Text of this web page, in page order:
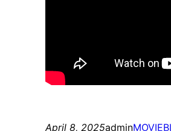
April 8, 2025admin